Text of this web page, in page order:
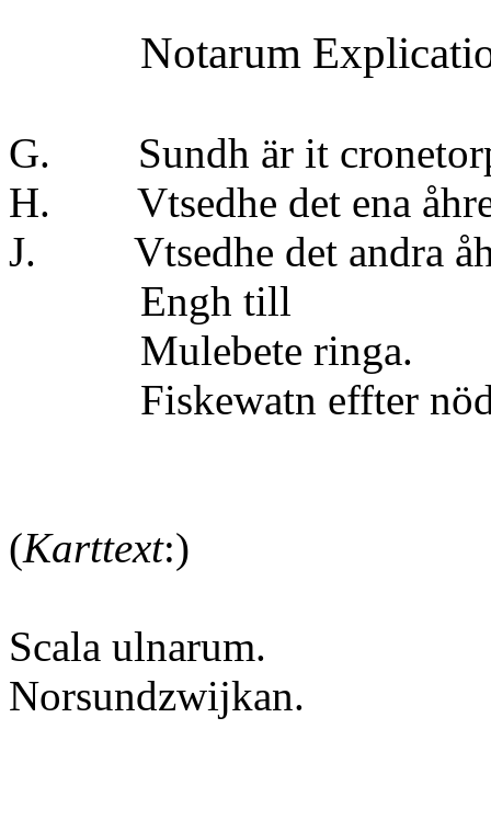
Notarum
G. Sundh är it
H. Vtsedhe det ena
J. Vtsedhe det andra
Engh till
Mulebete ringa.
Fiskewatn effter
(Karttext:)
Scala ulnarum.
Norsundzwijkan.